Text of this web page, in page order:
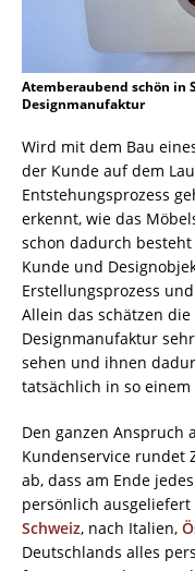
Atemberaubend schön in
Designmanufaktur
Wird mit dem Bau
der Kunde auf dem
Entstehungsprozess
erkennt, wie das
schon dadurch
Kunde und
Erstellungsprozess
Allein das schätzen die
Designmanufaktur
sehen und ihnen
tatsächlich in so einem
Den ganzen Anspruch
Kundenservice rundet
ab, dass am Ende
persönlich
Schweiz, nach Italien,
Deutschlands alles